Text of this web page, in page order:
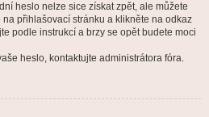
heslo nelze sice získat zpět, ale můžete
přihlašovací stránku a klikněte na odkaz
podle instrukcí a brzy se opět budete moci
heslo, kontaktujte administrátora fóra.